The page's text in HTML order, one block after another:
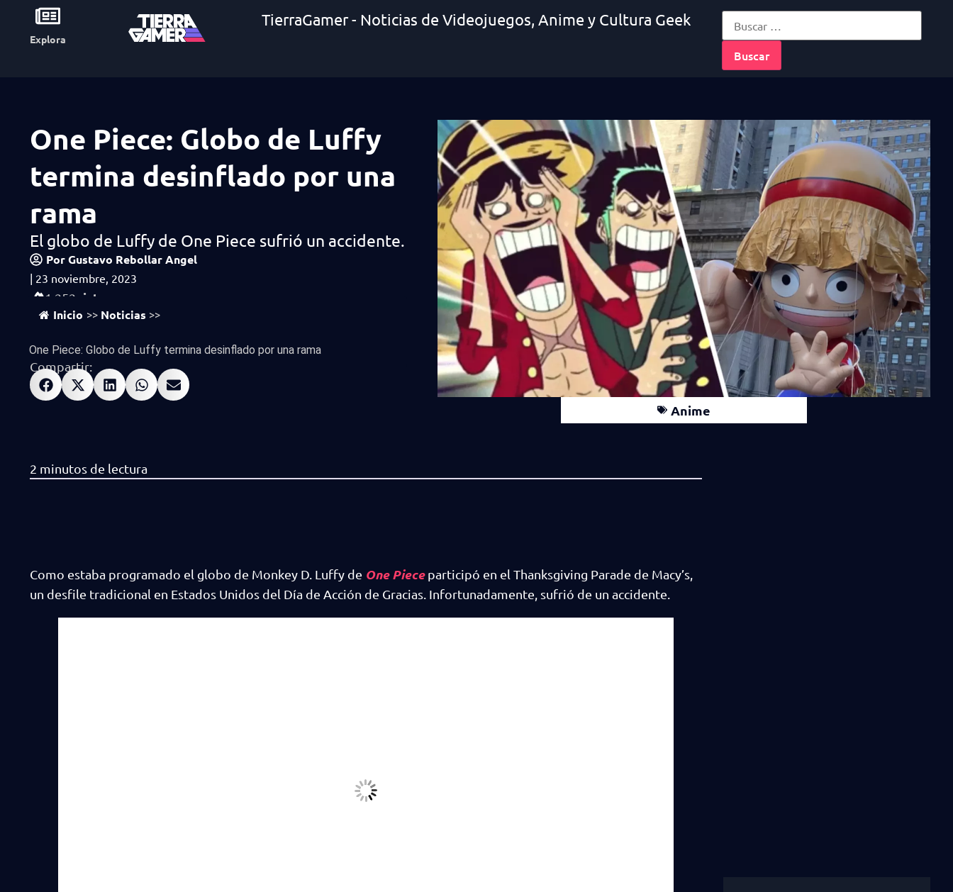
Explora
TierraGamer - Noticias de Videojuegos, Anime y Cultura Geek
One Piece: Globo de Luffy
termina desinflado por una
rama
El globo de Luffy de One Piece sufrió un accidente.
PorGustavo Rebollar Angel
| 23 noviembre, 2023
1,252 vistas
Inicio >> Noticias >>
One Piece: Globo de Luffy termina desinflado por una rama
Compartir:
Anime
Como estaba programado el globo de Monkey D. Luffy de One Pieceparticipó en el Thanksgiving Parade de Macy’s,
un desfile tradicional en Estados Unidos del Día de Acción de Gracias. Infortunadamente, sufrió de un accidente.